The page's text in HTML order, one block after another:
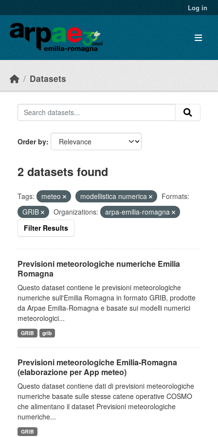
Log in
Datasets
Order by
2 datasets found
Tags: meteo modellistica numerica
Formats:
GRIB
Organizations:
arpa-emilia-romagna
Filter Results
Previsioni meteorologiche numeriche Emilia
Romagna
Questo dataset contiene le previsioni meteorologiche
numeriche sull'Emilia Romagna in formato GRIB, prodotte
da Arpae Emilia-Romagna e basate sui modelli numerici
meteorologici...
GRIB grib
Previsioni meteorologiche Emilia-Romagna
(elaborazione per App meteo)
Questo dataset contiene dati di previsioni meteorologiche
numeriche basate sulle stesse catene operative COSMO
che alimentano il dataset Previsioni meteorologiche
numeriche...
GRIB